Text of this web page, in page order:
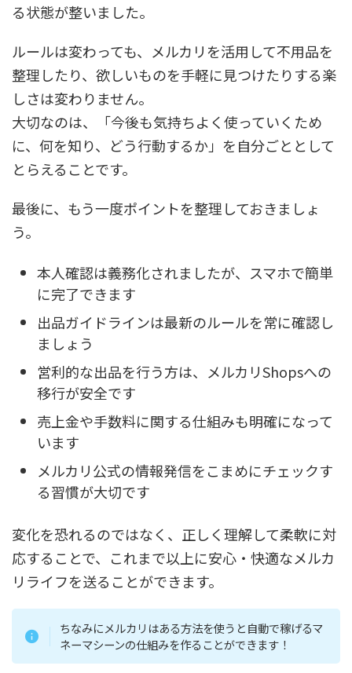
る状態が整いました。
ルールは変わっても、メルカリを活用して不用品を
整理したり、欲しいものを手軽に見つけたりする楽
しさは変わりません。
大切なのは、「今後も気持ちよく使っていくため
に、何を知り、どう行動するか」を自分ごととして
とらえることです。
最後に、もう一度ポイントを整理しておきましょ
う。
本人確認は義務化されましたが、スマホで簡単
に完了できます
出品ガイドラインは最新のルールを常に確認し
ましょう
営利的な出品を行う方は、メルカリShopsへの
移行が安全です
売上金や手数料に関する仕組みも明確になって
います
メルカリ公式の情報発信をこまめにチェックす
る習慣が大切です
変化を恐れるのではなく、正しく理解して柔軟に対
応することで、これまで以上に安心・快適なメルカ
リライフを送ることができます。
ちなみにメルカリはある方法を使うと自動で稼げるマ
ネーマシーンの仕組みを作ることができます！